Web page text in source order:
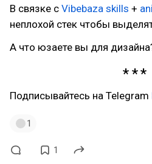
В связке с Vibebaza skills +
неплохой стек чтобы
А что юзаете вы для
Подписывайтесь на Telegram
1
1